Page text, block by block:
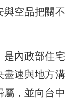
與空品把關不
是內政部住宅
盡速與地方溝
屬，並向台中